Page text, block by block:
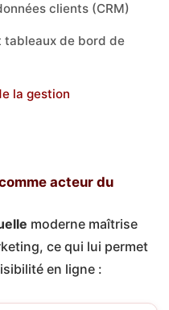
clients (CRM)
tableaux de bord de
la gestion
acteur du
moderne maîtrise
ce qui lui permet
en ligne :